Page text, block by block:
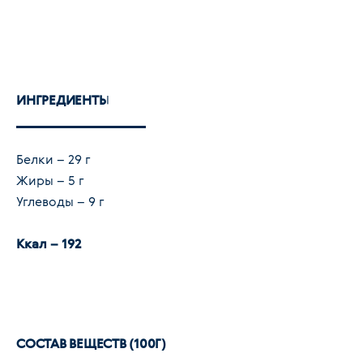
ИНГРЕДИЕНТЫ
Белки – 29 г
Жиры – 5 г
Углеводы – 9 г
Ккал – 192
СОСТАВ ВЕЩЕСТВ (100Г)